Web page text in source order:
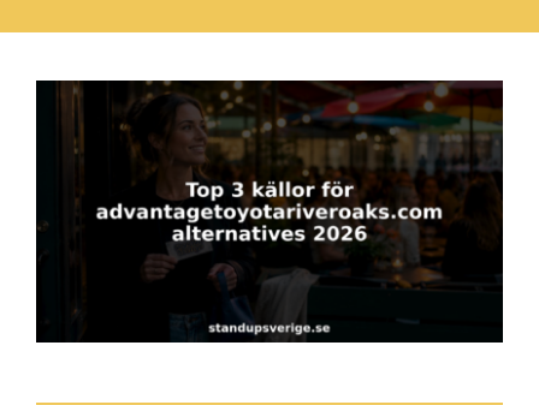
Kontakta oss
Vanliga frågor